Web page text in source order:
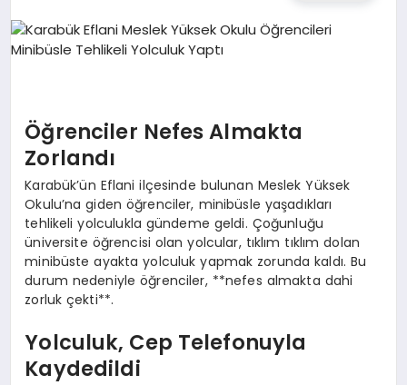
Öğrenciler Nefes Almakta
Zorlandı
Karabük’ün Eflani ilçesinde bulunan Meslek Yüksek
Okulu’na giden öğrenciler, minibüsle yaşadıkları
tehlikeli yolculukla gündeme geldi. Çoğunluğu
üniversite öğrencisi olan yolcular, tıklım tıklım dolan
minibüste ayakta yolculuk yapmak zorunda kaldı. Bu
durum nedeniyle öğrenciler, **nefes almakta dahi
zorluk çekti**.
Yolculuk, Cep Telefonuyla
Kaydedildi